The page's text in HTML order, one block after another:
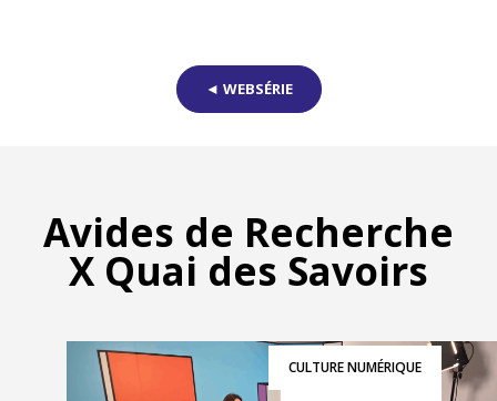
◄ WEBSÉRIE
Avides de Recherche
X Quai des Savoirs
CULTURE NUMÉRIQUE